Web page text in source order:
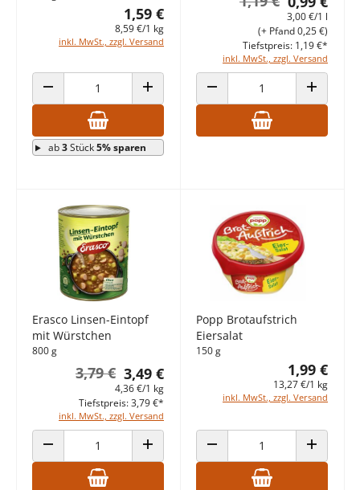
1,59 €
8,59 €/1 kg
inkl. MwSt., zzgl. Versand
ANZAHL VERRINGERN ANZAHL ERHÖHEN
ab3Stück5% sparen
3,00 €/1 l
inkl. MwSt., zzgl. Versand
(+ Pfand 0,25 €)
Tiefstpreis: 1,19 €*
ANZAHL VERRINGERN ANZAHL
Erasco Linsen-Eintopf
mit Würstchen
800 g
3,49 €
3,79 €
4,36 €/1 kg
inkl. MwSt., zzgl. Versand
Tiefstpreis: 3,79 €*
ANZAHL VERRINGERN ANZAHL ERHÖHEN
Popp Brotaufstrich
Eiersalat
150 g
1,99 €
13,27 €/1 kg
inkl. MwSt., zzgl. Versand
ANZAHL VERRINGERN ANZAHL